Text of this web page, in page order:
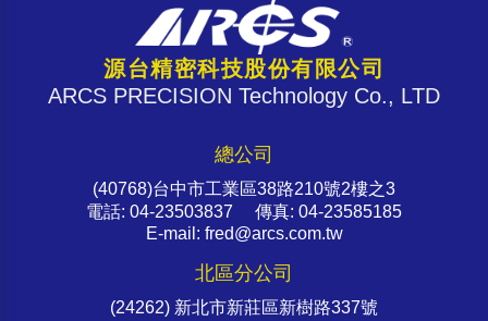
源台精密科技股份有限公司
ARCS PRECISION Technology Co., LTD
總公司
(40768)台中市工業區38路210號2樓之3
電話: 04-23503837 傳真: 04-23585185
E-mail: fred@arcs.com.tw
北區分公司
(24262) 新北市新莊區新樹路337號